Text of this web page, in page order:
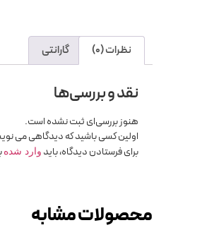
نظرات (0) گارانتی
نقد و بررسی‌ها
هنوز بررسی‌ای ثبت نشده است.
اولین کسی باشید که دیدگاهی می نویسد
برای فرستادن دیدگاه، باید وارد شده
محصولات مشابه